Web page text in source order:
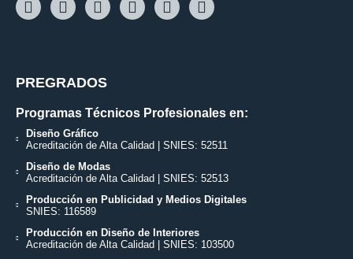
PREGRADOS
Programas Técnicos Profesionales en:
Diseño Gráfico
Acreditación de Alta Calidad | SNIES: 52511
Diseño de Modas
Acreditación de Alta Calidad | SNIES: 52513
Producción en Publicidad y Medios Digitales
SNIES: 116589
Producción en Diseño de Interiores
Acreditación de Alta Calidad | SNIES: 103500